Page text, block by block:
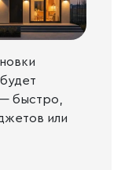
быстро,
или